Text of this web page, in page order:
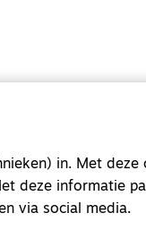
in. Met deze
deze informatie
via social media.